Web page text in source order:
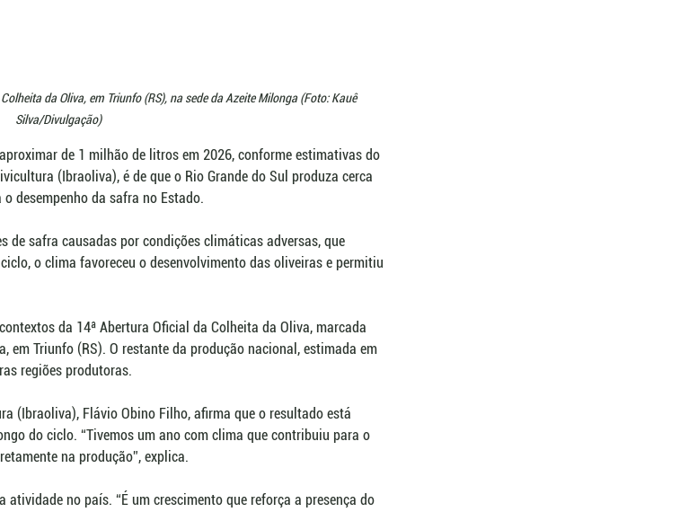
da Oliva, em Triunfo (RS), na sede da Azeite Milonga (Foto: Kauê
Silva/Divulgação)
de 1 milhão de litros em 2026, conforme estimativas do
(Ibraoliva), é de que o Rio Grande do Sul produza cerca
desempenho da safra no Estado.
de safra causadas por condições climáticas adversas, que
o clima favoreceu o desenvolvimento das oliveiras e permitiu
da 14ª Abertura Oficial da Colheita da Oliva, marcada
em Triunfo (RS). O restante da produção nacional, estimada em
regiões produtoras.
(Ibraoliva), Flávio Obino Filho, afirma que o resultado está
do ciclo. “Tivemos um ano com clima que contribuiu para o
na produção”, explica.
no país. “É um crescimento que reforça a presença do